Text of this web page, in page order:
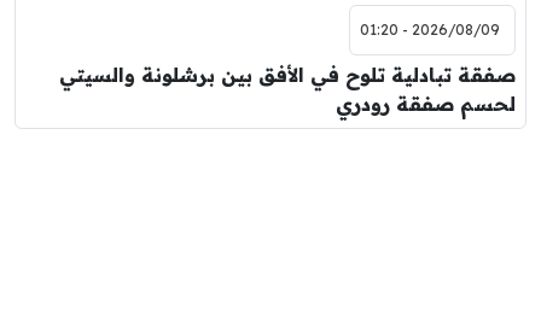
2026/08/09 - 01:20
صفقة تبادلية تلوح في الأفق بين برشلونة والسيتي
لحسم صفقة رودري